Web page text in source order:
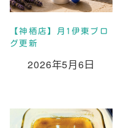
【神栖店】月1伊東ブロ
グ更新
投稿日
2026年5月6日